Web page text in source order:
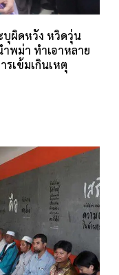
บุผิดหวัง หวิดวุ่น
พม่า ทำเอาหลาย
เข้มเกินเหตุ